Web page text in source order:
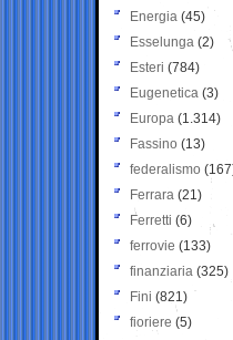
Energia (45)
Esselunga (2)
Esteri (784)
Eugenetica (3)
Europa (1.314)
Fassino (13)
federalismo
Ferrara (21)
Ferretti (6)
ferrovie (133)
finanziaria (325)
Fini (821)
fioriere (5)